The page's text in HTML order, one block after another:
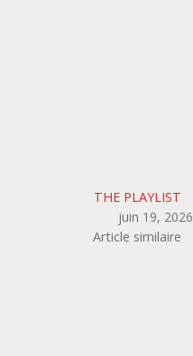
THE PLAYLIST
juin 19, 2026
Article similaire